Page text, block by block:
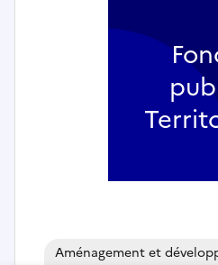
Aménagement et